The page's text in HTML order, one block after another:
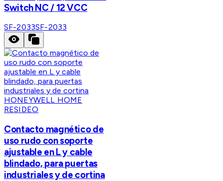
Switch NC / 12 VCC
SF-2033SF-2033
HONEYWELL HOME
RESIDEO
Contacto magnético de
uso rudo con soporte
ajustable en L y cable
blindado, para puertas
industriales y de cortina